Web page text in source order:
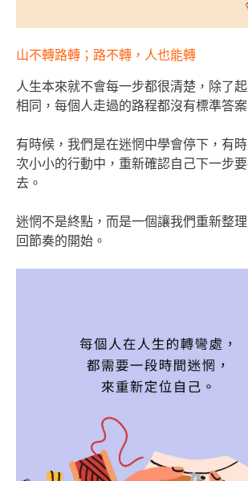
山不轉路轉；路不轉，人也能轉
人生本來就不會每一步都很清楚，除了
相同，每個人走過的路程都沒有標準答案
有時候，我們是在迷惘中學會停下，有
次小小的行動中，重新確認自己下一步
去。
迷惘不是終點，而是一個讓我們重新整
回節奏的開始。